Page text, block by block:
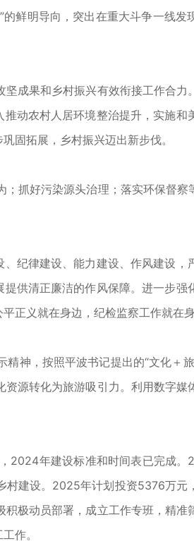
鲜明导向，突出在重大斗争一线发
成果和乡村振兴有效衔接工作合力
动农村人居环境整治提升，实施和
固拓展，乡村振兴迈出新步伐。
抓好污染源头治理；落实环保督察
纪律建设、能力建设、作风建设，
供清正廉洁的作风保障。进一步强
正义就在身边，纪检监察工作就在身
神，按照平波书记提出的“文化＋
源转化为旅游吸引力。利用数字媒
2024年建设标准和时间表已完成
村建设。2025年计划投资5376万元
极动员部署，成立工作专班，精准
作。